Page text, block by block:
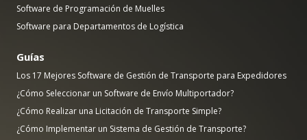
Software de Programación de Muelles
Software para Departamentos de Logística
Guías
Los 17 Mejores Software de Gestión de Transporte para Expedidores
¿Cómo Seleccionar un Software de Envío Multiportador?
¿Cómo Realizar una Licitación de Transporte Simple?
¿Cómo Implementar un Sistema de Gestión de Transporte?